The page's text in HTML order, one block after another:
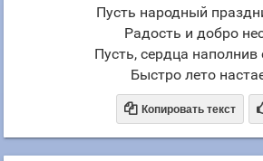
Пусть народный
Радость и добро
Пусть, сердца наполнив
Быстро лето
 Копировать текст